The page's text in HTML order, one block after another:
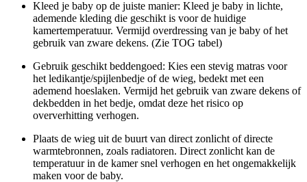
Kleed je baby op de juiste manier: Kleed je baby in lichte,
ademende kleding die geschikt is voor de huidige
kamertemperatuur. Vermijd overdressing van je baby of het
gebruik van zware dekens. (Zie TOG tabel)
Gebruik geschikt beddengoed: Kies een stevig matras voor
het ledikantje/spijlenbedje of de wieg, bedekt met een
ademend hoeslaken. Vermijd het gebruik van zware dekens of
dekbedden in het bedje, omdat deze het risico op
oververhitting verhogen.
Plaats de wieg uit de buurt van direct zonlicht of directe
warmtebronnen, zoals radiatoren. Direct zonlicht kan de
temperatuur in de kamer snel verhogen en het ongemakkelijk
maken voor de baby.